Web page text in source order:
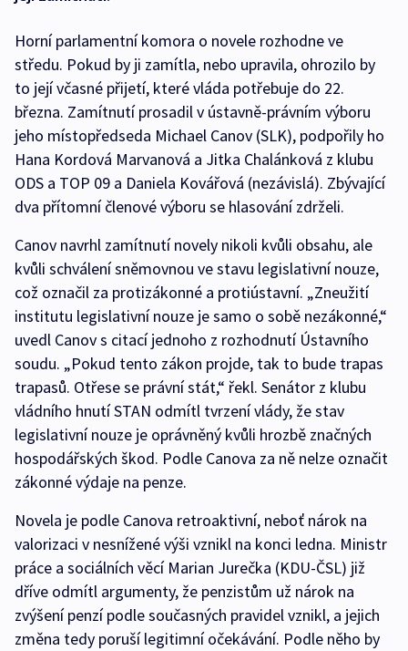
Horní parlamentní komora o novele rozhodne ve
středu. Pokud by ji zamítla, nebo upravila, ohrozilo by
to její včasné přijetí, které vláda potřebuje do 22.
března. Zamítnutí prosadil v ústavně-právním výboru
jeho místopředseda Michael Canov (SLK), podpořily ho
Hana Kordová Marvanová a Jitka Chalánková z klubu
ODS a TOP 09 a Daniela Kovářová (nezávislá). Zbývající
dva přítomní členové výboru se hlasování zdrželi.
Canov navrhl zamítnutí novely nikoli kvůli obsahu, ale
kvůli schválení sněmovnou ve stavu legislativní nouze,
což označil za protizákonné a protiústavní. „Zneužití
institutu legislativní nouze je samo o sobě nezákonné,“
uvedl Canov s citací jednoho z rozhodnutí Ústavního
soudu. „Pokud tento zákon projde, tak to bude trapas
trapasů. Otřese se právní stát,“ řekl. Senátor z klubu
vládního hnutí STAN odmítl tvrzení vlády, že stav
legislativní nouze je oprávněný kvůli hrozbě značných
hospodářských škod. Podle Canova za ně nelze označit
zákonné výdaje na penze.
Novela je podle Canova retroaktivní, neboť nárok na
valorizaci v nesnížené výši vznikl na konci ledna. Ministr
práce a sociálních věcí Marian Jurečka (KDU-ČSL) již
dříve odmítl argumenty, že penzistům už nárok na
zvýšení penzí podle současných pravidel vznikl, a jejich
změna tedy poruší legitimní očekávání. Podle něho by